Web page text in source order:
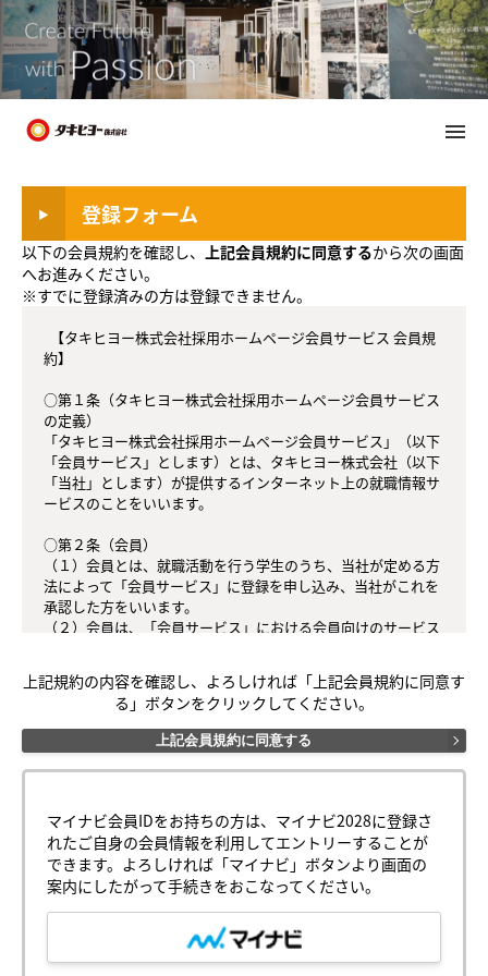
ン
テ
ン
ツ
へ
menu
登録フォーム
以下の会員規約を確認し、 上記会員規約に同意するから次の画面
へお進みください。
※すでに登録済みの方は登録できません。
約】
○第１条（タキヒヨー株式会社採用ホームページ会員サービス
の定義）
「タキヒヨー株式会社採用ホームページ会員サービス」（以下
「会員サービス」とします）とは、タキヒヨー株式会社（以下
「当社」とします）が提供するインターネット上の就職情報サ
ービスのことをいいます。
○第２条（会員）
（１）会員とは、就職活動を行う学生のうち、当社が定める方
法によって「会員サービス」に登録を申し込み、当社がこれを
承認した方をいいます。
（２）会員は、「会員サービス」における会員向けのサービス
ん。会員が「会員サービス」を利用したときは、この会員規約
を承認したものとみなします。
○第３条（会員ＩＤ番号とパスワード）
（１）会員は、会員ＩＤ番号を付与され、パスワードを登録す
場合は、会員ＩＤ番号を付与されないことがあります。
（２）会員は、会員ＩＤ番号及びパスワードを第三者に譲渡も
しくは貸与してはなりません。
（３）会員の会員ＩＤ番号及びパスワードの管理および使用は
会員の責任とし、これらの使用上の過誤または第三者による不
正使用等については、当社は一切の責任を負わないものとしま
上記規約の内容を確認し、よろしければ「上記会員規約に同意す
る」ボタンをクリックしてください。
上記会員規約に同意する
マイナビ会員IDをお持ちの方は、マイナビ2028に登録さ
れたご自身の会員情報を利用してエントリーすることが
できます。よろしければ「マイナビ」ボタンより画面の
案内にしたがって手続きをおこなってください。